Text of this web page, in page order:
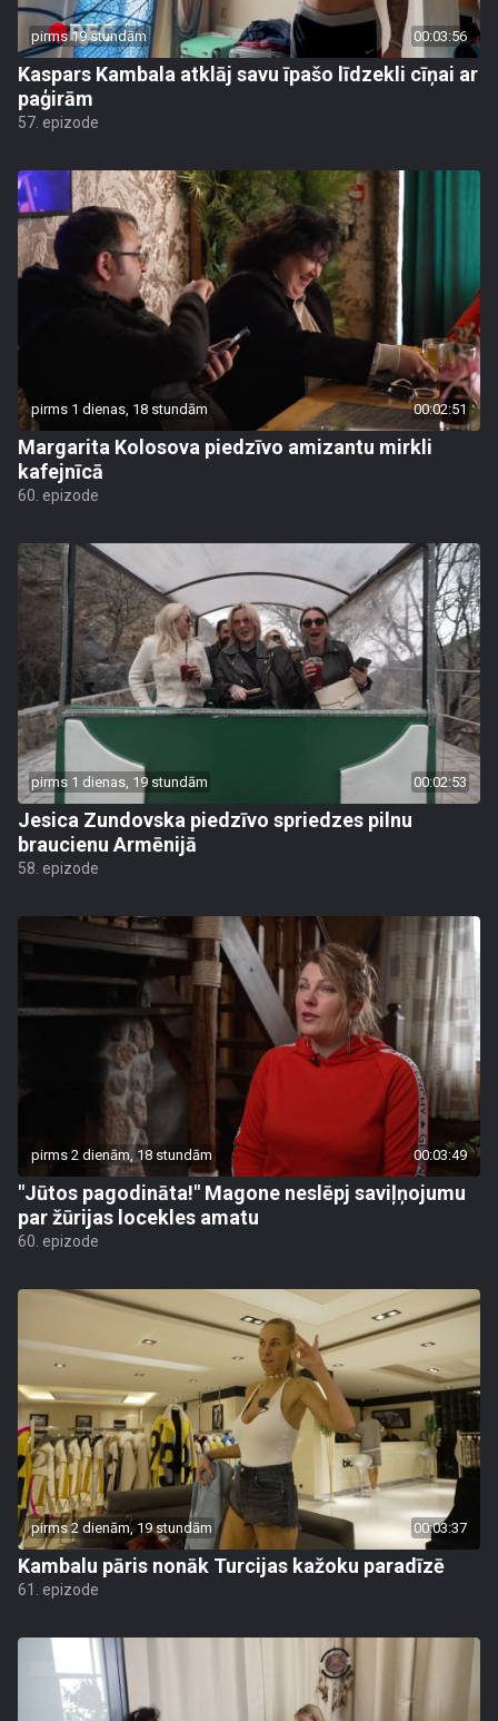
pirms 19 stundām 00:03:56
Kaspars Kambala atklāj savu īpašo līdzekli cīņai ar
paģirām
57. epizode
pirms 1 dienas, 18 stundām 00:02:51
Margarita Kolosova piedzīvo amizantu mirkli
kafejnīcā
60. epizode
pirms 1 dienas, 19 stundām 00:02:53
Jesica Zundovska piedzīvo spriedzes pilnu
braucienu Armēnijā
58. epizode
pirms 2 dienām, 18 stundām 00:03:49
"Jūtos pagodināta!" Magone neslēpj saviļņojumu
par žūrijas locekles amatu
60. epizode
pirms 2 dienām, 19 stundām 00:03:37
Kambalu pāris nonāk Turcijas kažoku paradīzē
61. epizode